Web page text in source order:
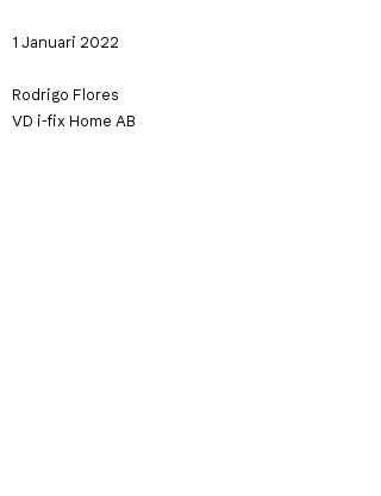
1 Januari 2022
Rodrigo Flores
VD i-fix Home AB